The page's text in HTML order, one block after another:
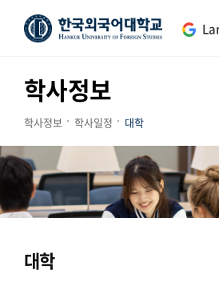
학사정보
학사정보 학사일정 대학
대학